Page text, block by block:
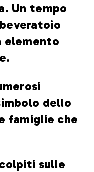
Un tempo
elemento
dello
famiglie che
sulle